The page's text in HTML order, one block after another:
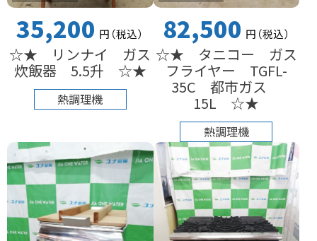
35,200 円（税込）
☆★ リンナイ ガス
炊飯器 5.5升 ☆★
熱調理機
82,500 円（税込）
☆★ タニコー ガス
フライヤー TGFL-
35C 都市ガス
15L ☆★
熱調理機